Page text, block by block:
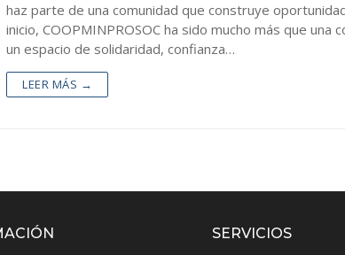
haz parte de una comunidad que construye
inicio, COOPMINPROSOC ha sido mucho más que una
un espacio de solidaridad, confianza…
LEER MÁS →
SERVICIOS